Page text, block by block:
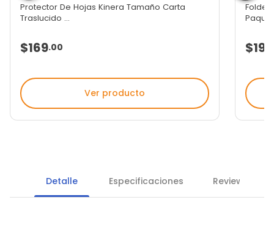
Protector De Hojas Kinera Tamaño Carta
Traslucido ...
$169.00
Ver producto
Folder
$196
Detalle Especificaciones Reviews